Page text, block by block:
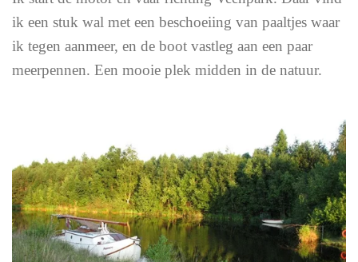
ik een stuk wal met een beschoeiing van paaltjes waar
ik tegen aanmeer, en de boot vastleg aan een paar
meerpennen. Een mooie plek midden in de natuur.